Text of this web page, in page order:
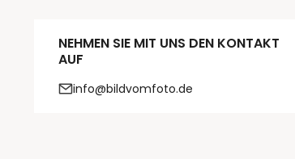
NEHMEN SIE MIT UNS DEN KONTAKT
AUF
info@bildvomfoto.de